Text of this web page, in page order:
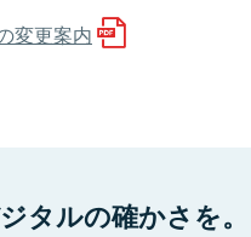
変更案内
タルの確かさを。